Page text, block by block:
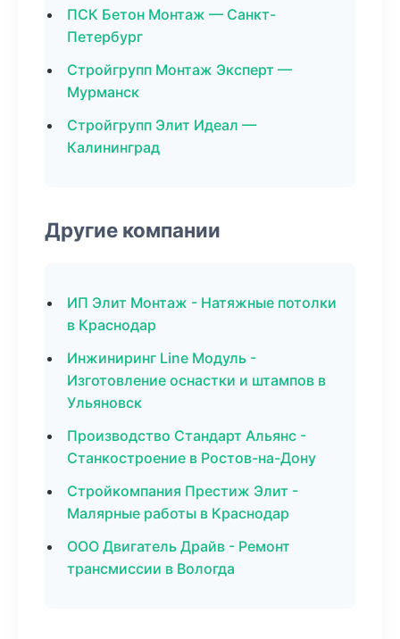
ПСК Бетон Монтаж — Санкт-
Петербург
Стройгрупп Монтаж Эксперт —
Мурманск
Стройгрупп Элит Идеал —
Калининград
Другие компании
ИП Элит Монтаж - Натяжные потолки
в Краснодар
Инжиниринг Line Модуль -
Изготовление оснастки и штампов в
Ульяновск
Производство Стандарт Альянс -
Станкостроение в Ростов-на-Дону
Стройкомпания Престиж Элит -
Малярные работы в Краснодар
ООО Двигатель Драйв - Ремонт
трансмиссии в Вологда